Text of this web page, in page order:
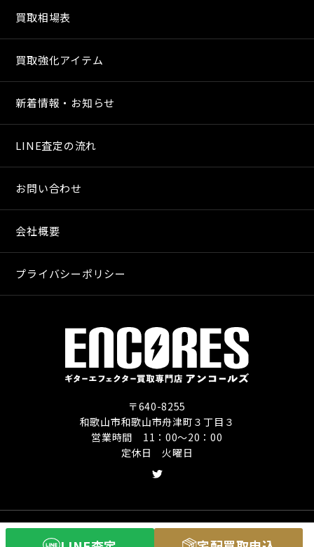
買取相場表
買取強化アイテム
新着情報・お知らせ
LINE査定の流れ
お問い合わせ
会社概要
プライバシーポリシー
〒640-8255
和歌山市和歌山市舟津町３丁目３
営業時間 11：00〜20：00
定休日 火曜日
Copyright (C) ギターエフェクター買取専門店